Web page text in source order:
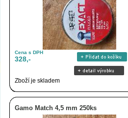
Cena s DPH
328,-
Zboží je skladem
Gamo Match 4,5 mm 250ks